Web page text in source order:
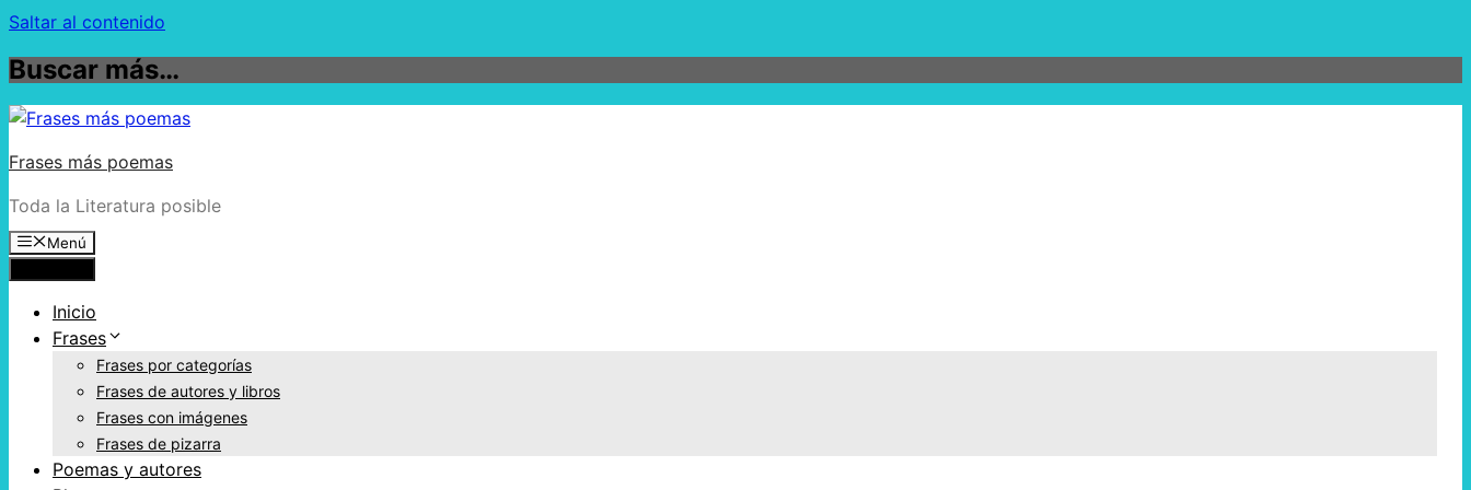
Saltar al contenido
Buscar más…
Frases más poemas
Toda la Literatura posible
Menú
Inicio
Frases
Frases por categorías
Frases de autores y libros
Frases con imágenes
Frases de pizarra
Poemas y autores